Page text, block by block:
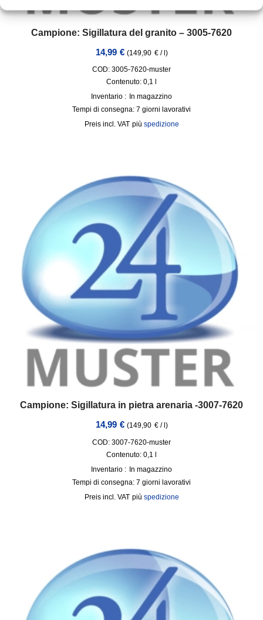
Campione: Sigillatura del granito – 3005-7620
14,99 € (149,90 €/l)
COD: 3005-7620-muster
Contenuto: 0,1
Inventario : In magazzino
Tempi di consegna: 7 giorni lavorativi
incl. VAT più spedizione
Campione: Sigillatura in pietra arenaria -3007-7620
14,99 € (149,90 €/ )
COD: 3007-7620-muster
Contenuto: 0,1 l
Inventario : In magazzino
Tempi di consegna: 7 giorni lavorativi
incl. VAT più spedizione